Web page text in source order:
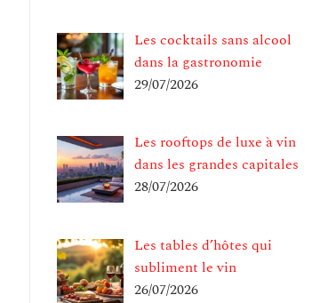
Les cocktails sans alcool
dans la gastronomie
29/07/2026
Les rooftops de luxe à vin
dans les grandes capitales
28/07/2026
Les tables d’hôtes qui
subliment le vin
26/07/2026